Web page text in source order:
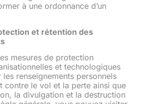
à une ordonnance d’un
et rétention des
mesures de protection
et technologiques
renseignements personnels
contre le vol et la perte ainsi que
la divulgation et la destruction